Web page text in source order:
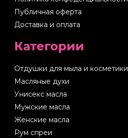
Публичная оферта
Доставка и оплата
Категории
Отдушки для мыла и косметики
Масляные духи
Унисекс масла
Мужские масла
Женские масла
Рум спреи